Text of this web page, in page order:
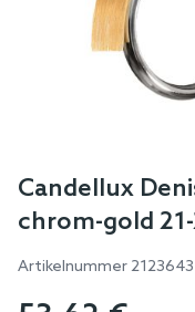
Skip
to
beginning
Candellux
chrom-gold
Artikelnummer 2123643